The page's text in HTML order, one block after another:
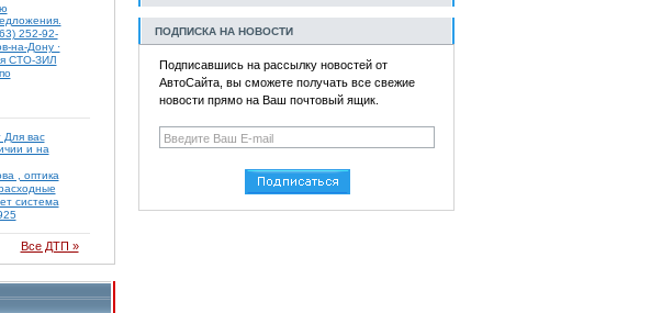
ПОДПИСКА НА НОВОСТИ
Подписавшись на рассылку новостей от
АвтоСайта, вы сможете получать все свежие
новости прямо на Ваш почтовый ящик.
252-92-
на-Дону ·
СТО-ЗИЛ
Для вас
и на
, оптика
система
Все ДТП »